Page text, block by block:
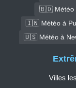
🇧🇩 Météo
🇮🇳 Météo à
🇺🇸 Météo à
Villes